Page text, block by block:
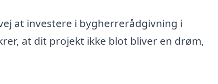
at investere i bygherrerådgivning i
at dit projekt ikke blot bliver en drøm,